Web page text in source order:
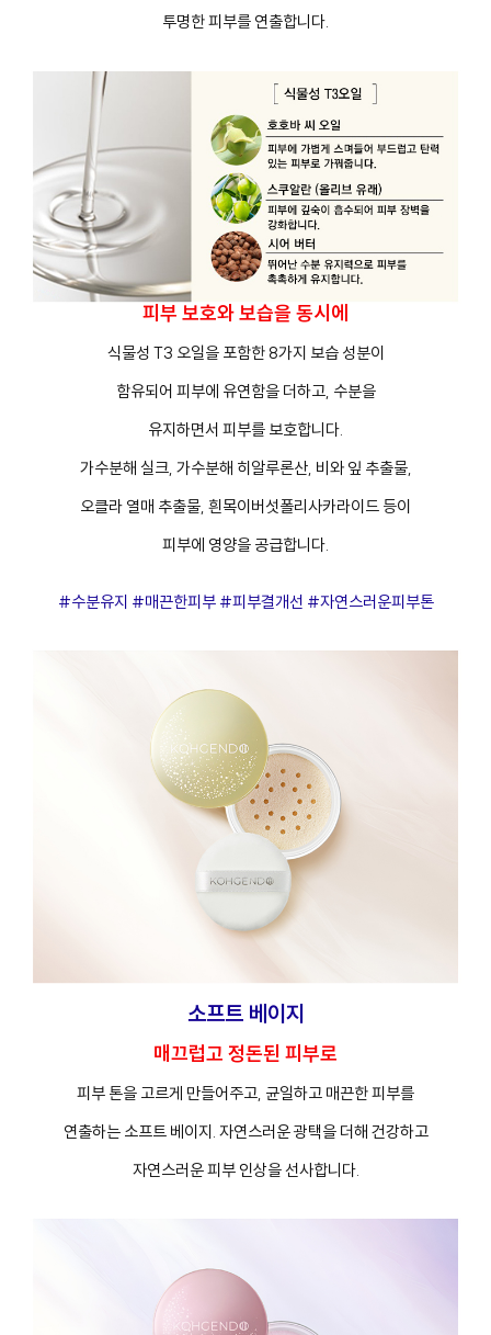
투명한 피부를 연출합니다.
피부 보호와 보습을 동시에
식물성 T3 오일을 포함한 8가지 보습 성분이
함유되어 피부에 유연함을 더하고, 수분을
유지하면서 피부를 보호합니다.
가수분해 실크, 가수분해 히알루론산, 비와 잎 추출물,
오클라 열매 추출물, 흰목이버섯폴리사카라이드 등이
피부에 영양을 공급합니다.
#수분유지 #매끈한피부 #피부결개선 #자연스러운피부톤
소프트 베이지
매끄럽고 정돈된 피부로
피부 톤을 고르게 만들어주고, 균일하고 매끈한 피부를
연출하는 소프트 베이지. 자연스러운 광택을 더해 건강하고
자연스러운 피부 인상을 선사합니다.